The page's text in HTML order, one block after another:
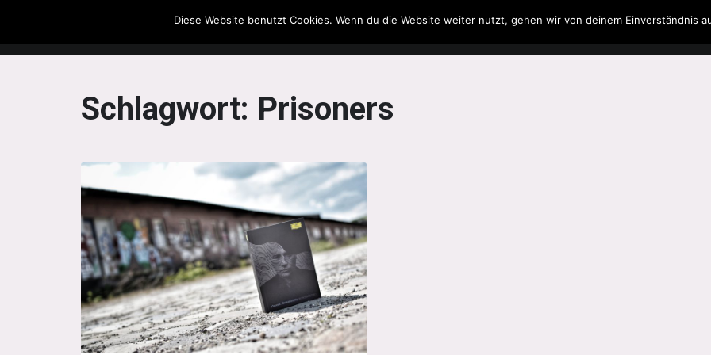
The Howling Men Filme & Serien Musik Spielzeug Literatur
Schlagwort: Prisoners
Diese Website benutzt Cookies. Wenn du die Website weiter nutzt, gehen wir von deinem Einverständnis